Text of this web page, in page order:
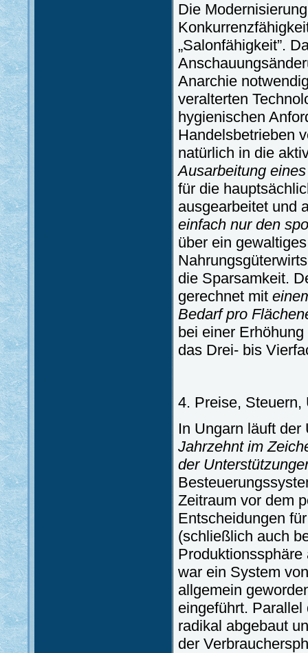
Die
„Salonfähigkeit”.
Anarchie
veralterten
hygienischen
Handelsbetrieben
natürlich in die
Ausarbeitung
für die
ausgearbeitet und
einfach nur den
über ein
die Sparsamkeit.
gerechnet mit
Bedarf pro
bei einer
das Drei- bis
4. Preise, Steuern,
In Ungarn läuft
Jahrzehnt im
der
Zeitraum vor dem
Entscheidungen
(schließlich auch
war ein System
allgemein
eingeführt.
radikal abgebaut
der